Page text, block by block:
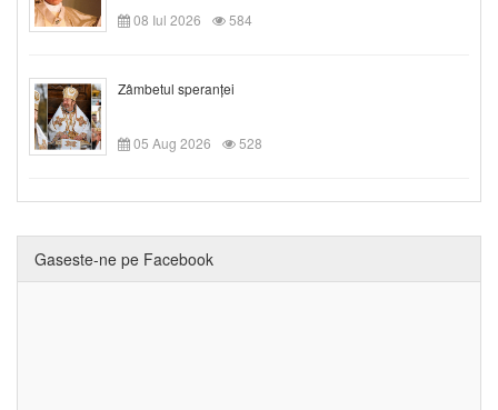
08 Iul 2026
584
Zâmbetul speranței
05 Aug 2026 528
Gaseste-ne pe Facebook